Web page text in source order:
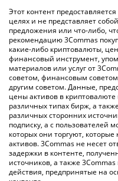
Вы также можете
цен Freya Protocol, чтобы
Freya Protocol в основных
Этот контент
целях и не представляет
предложения или что-либо,
рекомендацию 3Commas
какие-либо криптовалюты,
финансовый инструмент,
материалов или услуг от
советом, финансовым
другим советом. Данные,
цены активов в
различных типах бирж, а
различных сторонних
подписку, а с пользователей
которых они торгуют,
активов. 3Commas не несет
задержки в контенте,
источников, а также
действия, предпринятые на